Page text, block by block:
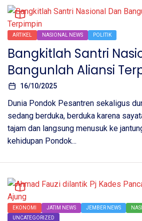
ARTIKEL NASIONAL NEWS POLITIK
Bangkitlah Santri
Bangunlah Aliansi
16/10/2025
Dunia Pondok Pesantren sekaligus
sedang berduka, berduka karena
tajam dan langsung menusuk ke
kehidupan Pondok...
EKONOMI JATIM NEWS JEMBER NEWS
UNCATEGORIZED